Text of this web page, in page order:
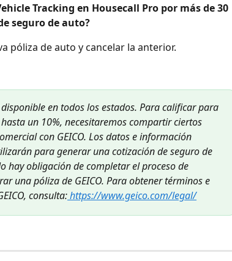
Tracking en Housecall Pro por más de 30
seguro de auto?
póliza de auto y cancelar la anterior.
en todos los estados. Para calificar para
un 10%, necesitaremos compartir ciertos
con GEICO. Los datos e información
para generar una cotización de seguro de
hay obligación de completar el proceso de
una póliza de GEICO. Para obtener términos e
consulta: https://www.geico.com/legal/